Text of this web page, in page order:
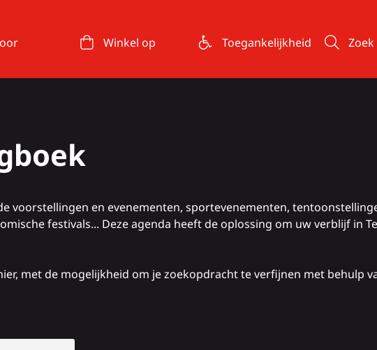
Winkel op Toegankelijkheid Zoek
voorstellingen en evenementen, sportevenementen,
festivals... Deze agenda heeft de oplossing om uw verblijf in
met de mogelijkheid om je zoekopdracht te verfijnen met behulp